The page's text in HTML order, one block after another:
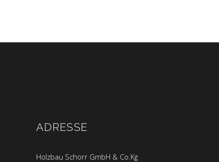
ADRESSE
Holzbau Schorr GmbH & Co.Kg